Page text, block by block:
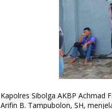
Kapolres Sibolga AKBP Achmad
Arifin B. Tampubolon, SH,